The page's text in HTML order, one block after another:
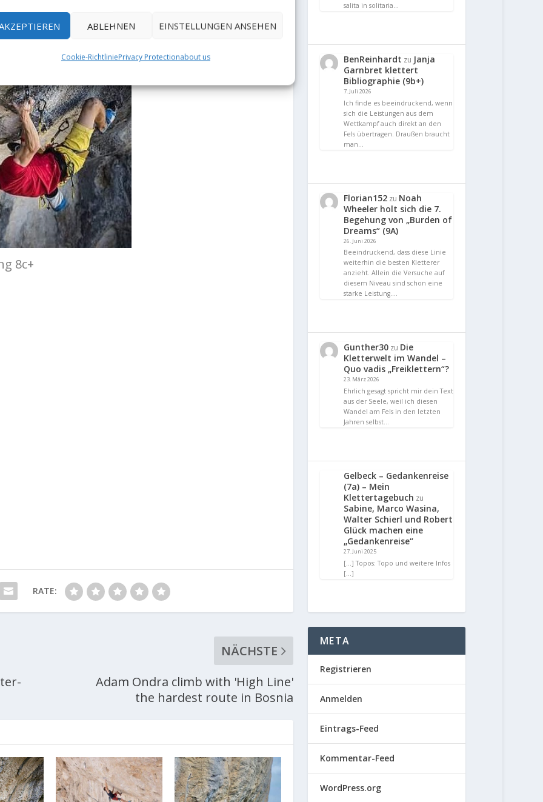
ABLEHNEN EINSTELLUNGEN ANSEHEN
Cookie-RichtliniePrivacy Protectionabout us
8c+
RATE:
NÄCHSTE
Adam Ondra climb with 'High Line'
the hardest route in Bosnia
salita in solitaria…
BenReinhardt zu Janja
Garnbret klettert
Bibliographie (9b+)
7. Juli 2026
Ich finde es beeindruckend, wenn
sich die Leistungen aus dem
Wettkampf auch direkt an den
Fels übertragen. Draußen braucht
man…
Florian152 zu Noah
Wheeler holt sich die 7.
Begehung von „Burden of
Dreams“ (9A)
26. Juni 2026
Beeindruckend, dass diese Linie
weiterhin die besten Kletterer
anzieht. Allein die Versuche auf
diesem Niveau sind schon eine
starke Leistung.…
Gunther30 zu Die
Kletterwelt im Wandel –
Quo vadis „Freiklettern“?
23. März 2026
Ehrlich gesagt spricht mir dein Text
aus der Seele, weil ich diesen
Wandel am Fels in den letzten
Jahren selbst…
Gelbeck – Gedankenreise
(7a) – Mein
Klettertagebuch zu
Sabine, Marco Wasina,
Walter Schierl und Robert
Glück machen eine
„Gedankenreise“
27. Juni 2025
[…] Topos: Topo und weitere Infos
[…]
META
Registrieren
Anmelden
Eintrags-Feed
Kommentar-Feed
WordPress.org